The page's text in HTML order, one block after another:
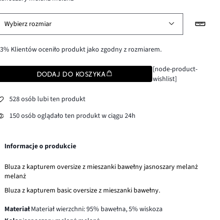
Wybierz rozmiar
Klientów oceniło produkt jako zgodny z rozmiarem.
DODAJ DO KOSZYKA
[node-product-
wishlist]
528 osób lubi ten produkt
150 osób oglądało ten produkt w ciągu 24h
Informacje o produkcie
Bluza z kapturem oversize z mieszanki bawełny jasnoszary melanż
melanż
Bluza z kapturem basic oversize z mieszanki bawełny.
MateriałMateriał wierzchni: 95% bawełna, 5% wiskoza